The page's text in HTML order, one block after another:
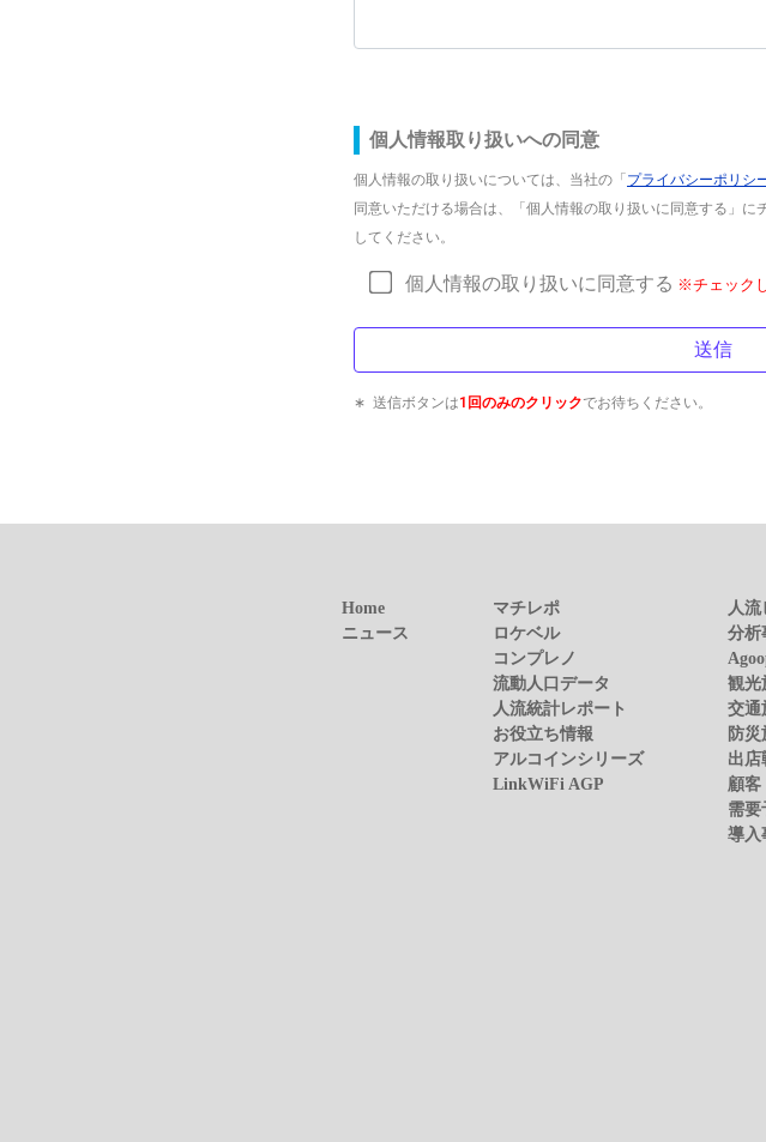
個人情報取り扱いへの同意
個人情報の取り扱いについては、当社の「 プライバシーポリシ
同意いただける場合は、「個人情報の取り扱いに同意する」
してください。
個人情報の取り扱いに同意する ※チェック
∗ 送信ボタンは1回のみのクリックでお待ちください。
Home
ニュース
マチレポ
ロケベル
コンプレノ
流動人口データ
人流統計レポート
お役立ち情報
アルコインシリーズ
LinkWiFi AGP
人
分析
観光
交通
防災
出店
顧客
需要
導入